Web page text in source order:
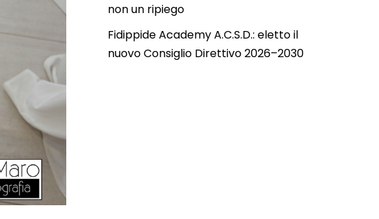
non un ripiego
Fidippide Academy A.C.S.D.: eletto il
nuovo Consiglio Direttivo 2026–2030